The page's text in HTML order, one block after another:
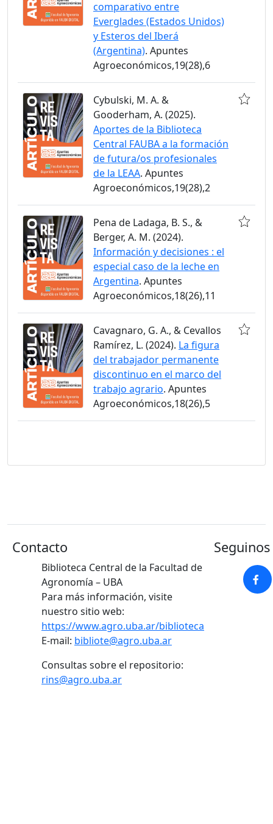
comparativo entre
Everglades (Estados Unidos)
y Esteros del Iberá
(Argentina). Apuntes
Agroeconómicos,19(28),6
Cybulski, M. A. &
Gooderham, A. (2025).
Aportes de la Biblioteca
Central FAUBA a la formación
de futura/os profesionales
de la LEAA. Apuntes
Agroeconómicos,19(28),2
Pena de Ladaga, B. S., &
Berger, A. M. (2024).
Información y decisiones : el
especial caso de la leche en
Argentina. Apuntes
Agroeconómicos,18(26),11
Cavagnaro, G. A., & Cevallos
Ramírez, L. (2024). La figura
del trabajador permanente
discontinuo en el marco del
trabajo agrario. Apuntes
Agroeconómicos,18(26),5
Contacto
Biblioteca Central de la Facultad de
Agronomía – UBA
Para más información, visite
nuestro sitio web:
https://www.agro.uba.ar/biblioteca
E-mail: bibliote@agro.uba.ar
Consultas sobre el repositorio:
rins@agro.uba.ar